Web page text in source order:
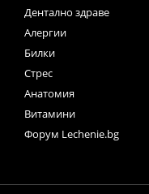
Дентално здраве
Алергии
Билки
Стрес
Анатомия
Витамини
Форум Lechenie.bg